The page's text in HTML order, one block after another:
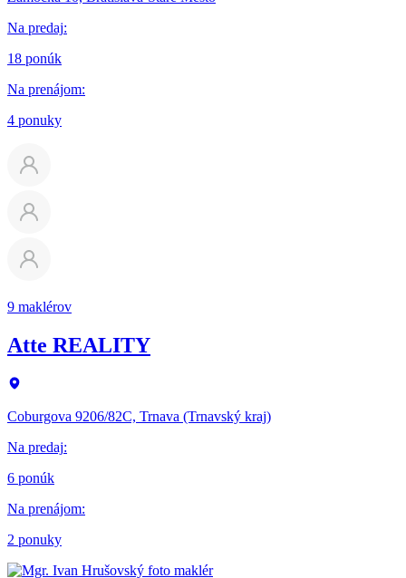
Na predaj:
18 ponúk
Na prenájom:
4 ponuky
9 maklérov
Atte REALITY
Coburgova 9206/82C, Trnava (Trnavský kraj)
Na predaj:
6 ponúk
Na prenájom:
2 ponuky